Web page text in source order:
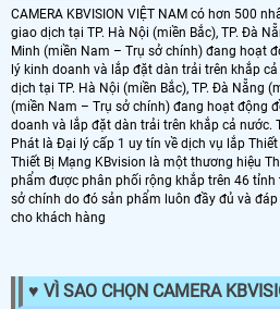
CAMERA KBVISION VIỆT NAM có hơn 500
giao dịch tại TP. Hà Nội (miền Bắc), TP. Đà
Minh (miền Nam – Trụ sở chính) đang hoạt
lý kinh doanh và lắp đặt dàn trải trên khắp
dịch tại TP. Hà Nội (miền Bắc), TP. Đà Nẵng
(miền Nam – Trụ sở chính) đang hoạt động
doanh và lắp đặt dàn trải trên khắp cả nước.
Phát là Đại lý cấp 1 uy tín về dịch vụ lắp
Thiết Bị Mạng KBvision là một thương hiệu
phẩm được phân phối rộng khắp trên 46
sở chính do đó sản phẩm luôn đầy đủ và
cho khách hàng
♥️ VÌ SAO CHỌN CAMERA